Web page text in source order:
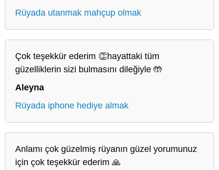
Rüyada utanmak mahçup olmak
Çok teşekkür ederim 👏hayattaki tüm
güzelliklerin sizi bulmasını dileğiyle 🤲
Aleyna
Rüyada iphone hediye almak
Anlamı çok güzelmiş rüyanın güzel yorumunuz
için çok teşekkür ederim 🙏